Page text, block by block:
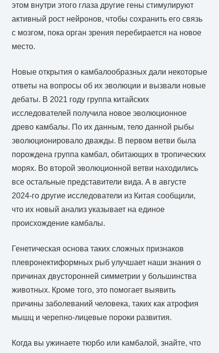
этом внутри этого глаза другие гены стимулируют
активный рост нейронов, чтобы сохранить его связь
с мозгом, пока орган зрения перебирается на новое
место.
Новые открытия о камбалообразных дали некоторые
ответы на вопросы об их эволюции и вызвали новые
дебаты. В 2021 году группа китайских
исследователей получила новое эволюционное
древо камбалы. По их данным, тело данной рыбы
эволюционировало дважды. В первом ветви была
порождена группа камбал, обитающих в тропических
морях. Во второй эволюционной ветви находились
все остальные представители вида. А в августе
2024-го другие исследователи из Китая сообщили,
что их новый анализ указывает на единое
происхождение камбалы.
Генетическая основа таких сложных признаков
плевронектиформных рыб улучшает наши знания о
причинах двусторонней симметрии у большинства
животных. Кроме того, это помогает выявить
причины заболеваний человека, таких как атрофия
мышц и черепно-лицевые пороки развития.
Когда вы ужинаете тюрбо или камбалой, знайте, что